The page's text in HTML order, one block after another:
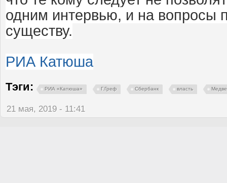
одним интервью, и на вопросы
существу.
РИА Катюша
Тэги: РИА «Катюша» Г.Греф Сбербанк власть
21 мая, 2019 - 11:41